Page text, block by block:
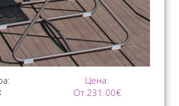
Цена:
От 231.00€